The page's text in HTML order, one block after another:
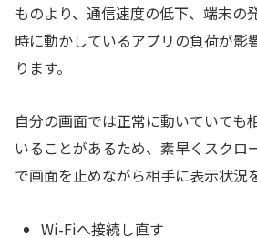
ものより、通信速度の低下、端末の
時に動かしているアプリの負荷が影
ります。
自分の画面では正常に動いていても
いることがあるため、素早くスクロ
で画面を止めながら相手に表示状況
Wi-Fiへ接続し直す